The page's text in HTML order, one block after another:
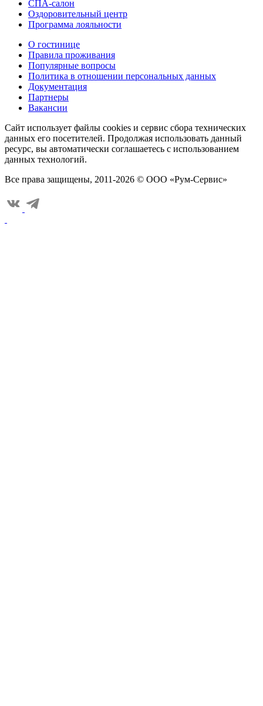
СПА-салон
Оздоровительный центр
Программа лояльности
О гостинице
Правила проживания
Популярные вопросы
Политика в отношении персональных данных
Документация
Партнеры
Вакансии
Сайт использует файлы cookies и сервис сбора технических
данных его посетителей. Продолжая использовать данный
ресурс, вы автоматически соглашаетесь с использованием
данных технологий.
Все права защищены, 2011-2026 © ООО «Рум-Сервис»